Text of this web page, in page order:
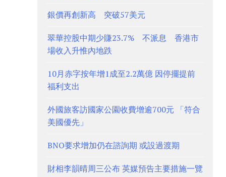
銀價再創新高 突破57美元
翠華控股中期少賺23.7% 不派息 香港市
場收入升惟內地跌
10月赤字按年增1成至2.2萬億 因停擺提前
福利支出
外國旅客訪國家公園收費增逾700元 「符合
美國優先」
BNO要求增加仍在諮詢期 或設過渡期
財相李韻晴周三公布 英媒預告主要措施一覽